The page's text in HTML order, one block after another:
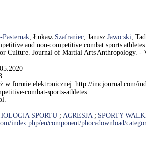
Pasternak, Łukasz Szafraniec, Janusz Jaworski,
and non-competitive combat sports
Culture. Journal of Martial Arts Anthropology. -
w formie elektronicznej: http://imcjournal.com/
combat-sports-athletes
SPORTU ; AGRESJA; SPORTY
index.php/en/component/phocadownload/